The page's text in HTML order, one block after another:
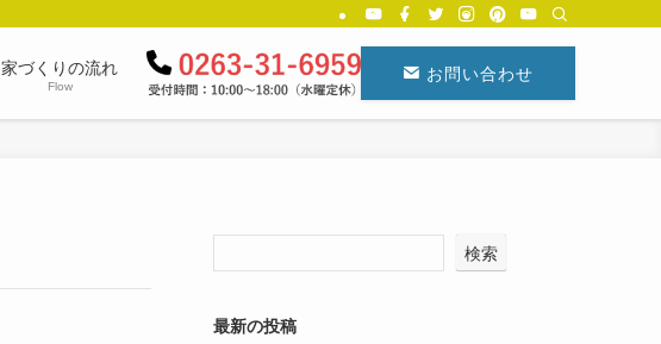
家づくりの流れ
Flow
お問い合わせ
検索
最新の投稿